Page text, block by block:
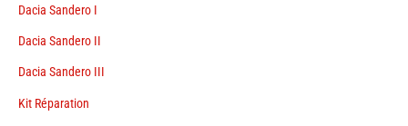
Dacia Sandero I
Dacia Sandero II
Dacia Sandero III
Kit Réparation